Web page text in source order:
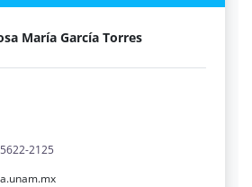
María García Torres
2125